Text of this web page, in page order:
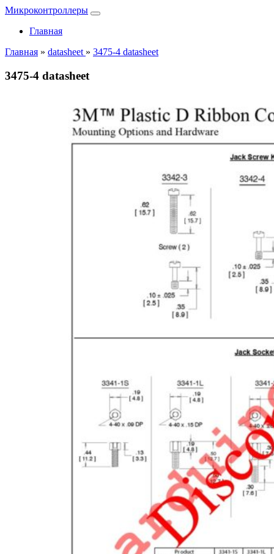
Микроконтроллеры
Главная
Главная » datasheet » 3475-4 datasheet
3475-4 datasheet